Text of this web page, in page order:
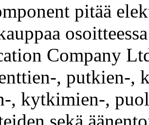
pitää
Company
, putkien-,
, kytkimien-,